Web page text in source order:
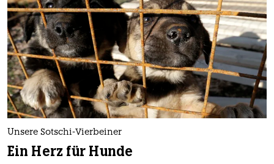
Unsere Sotschi-Vierbeiner
Ein Herz für Hunde